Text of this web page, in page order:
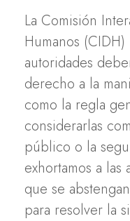
La Comisión
Humanos
autoridades
derecho a la
como la regla
considerarlas
público o la
exhortamos a las
que se
para resolver la